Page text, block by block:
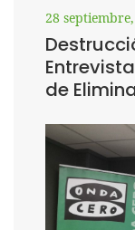
28
de